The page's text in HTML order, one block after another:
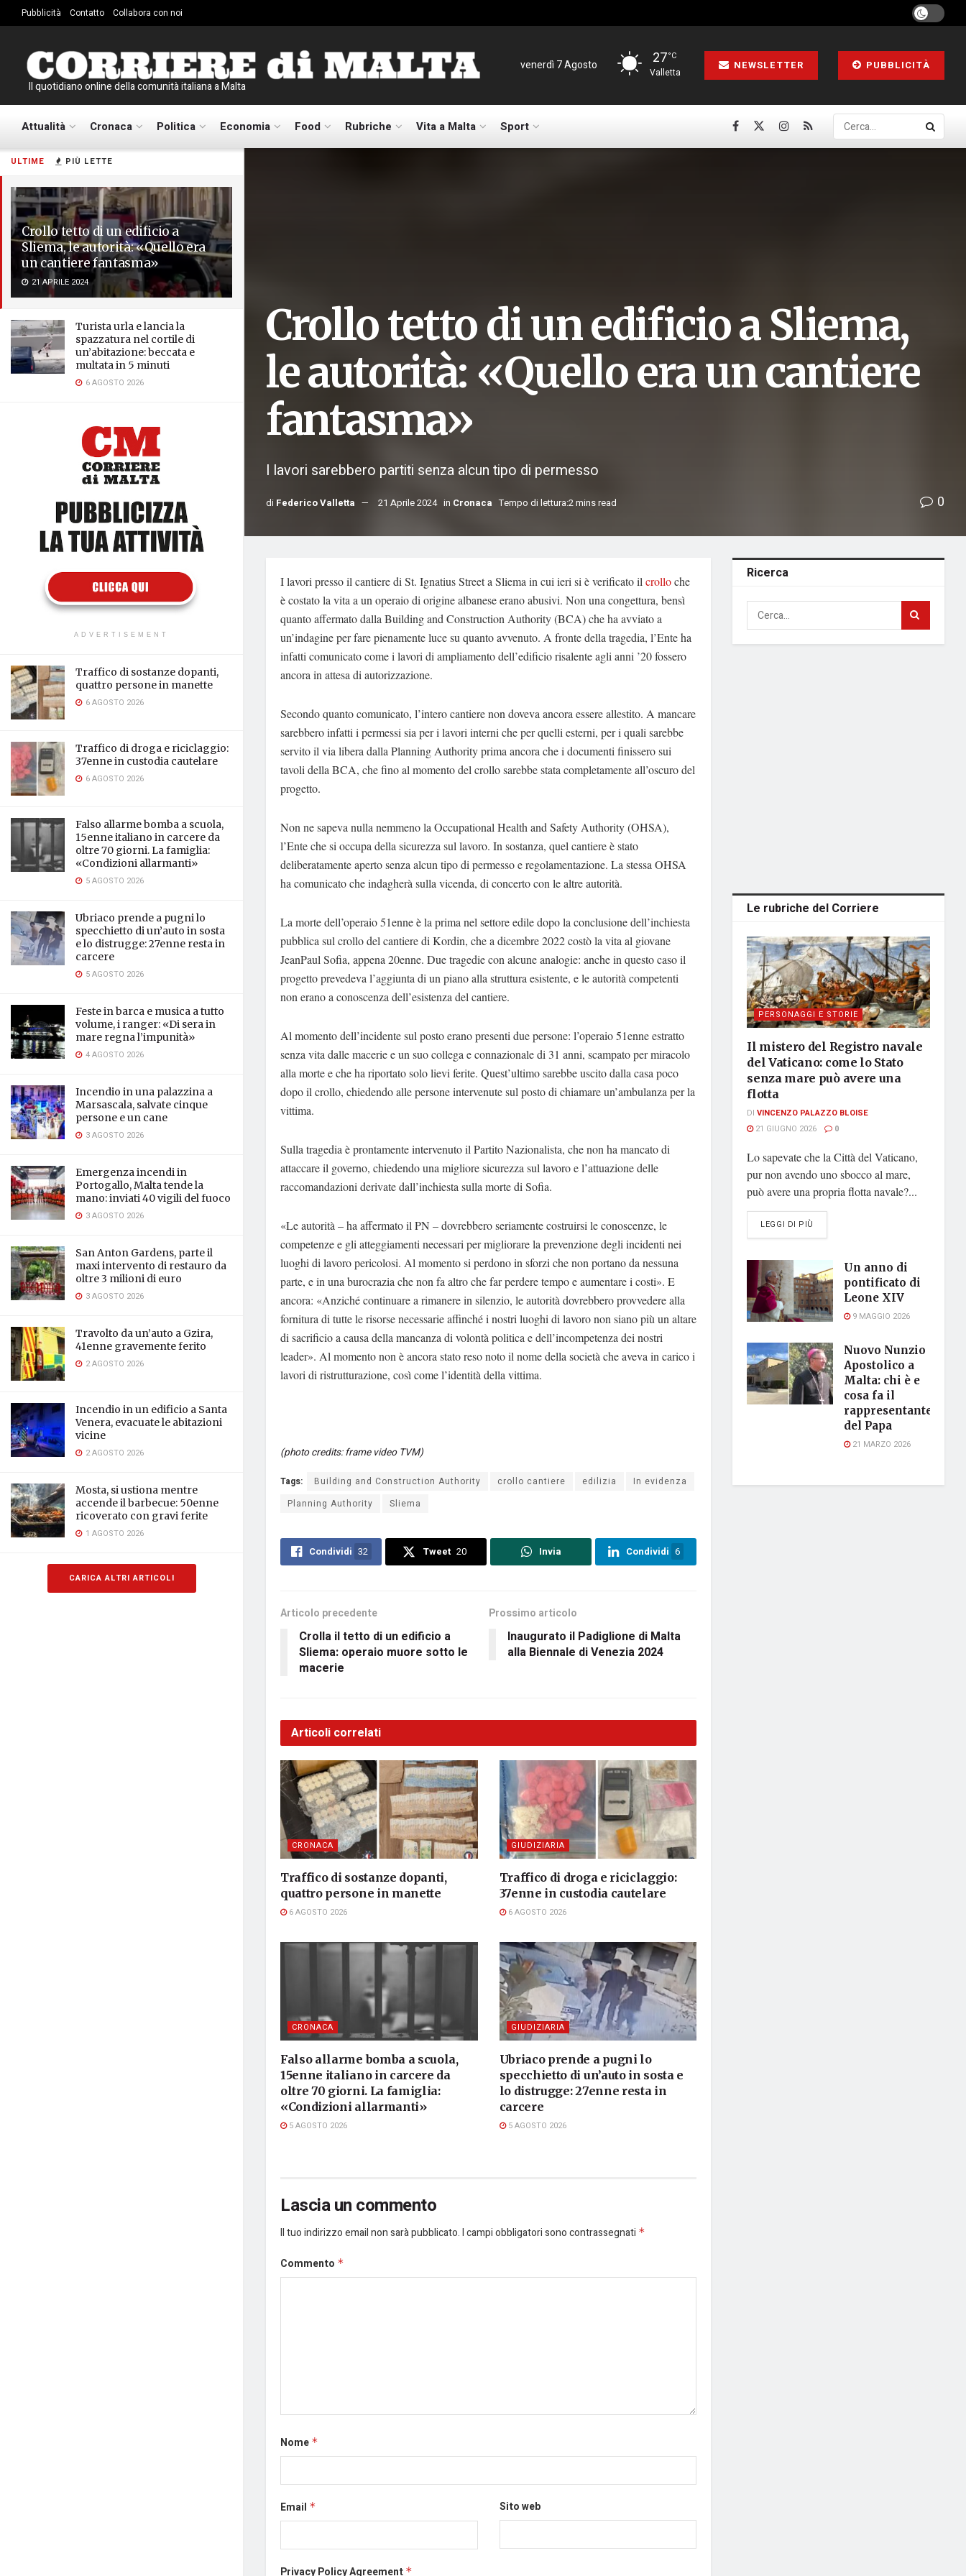
ULTIME PIÙ LETTE
Crollo tetto di un edificio a
Sliema, le autorità: «Quello era
un cantiere fantasma»
21 APRILE 2024
Turista urla e lancia la
spazzatura nel cortile di
un’abitazione: beccata e
multata in 5 minuti
6 AGOSTO 2026
ADVERTISEMENT
Traffico di sostanze dopanti,
quattro persone in manette
6 AGOSTO 2026
Traffico di droga e riciclaggio:
37enne in custodia cautelare
6 AGOSTO 2026
Falso allarme bomba a scuola,
15enne italiano in carcere da
oltre 70 giorni. La famiglia:
«Condizioni allarmanti»
5 AGOSTO 2026
Ubriaco prende a pugni lo
specchietto di un’auto in sosta
e lo distrugge: 27enne resta in
carcere
5 AGOSTO 2026
Feste in barca e musica a tutto
volume, i ranger: «Di sera in
mare regna l’impunità»
4 AGOSTO 2026
Incendio in una palazzina a
Marsascala, salvate cinque
persone e un cane
3 AGOSTO 2026
Emergenza incendi in
Portogallo, Malta tende la
mano: inviati 40 vigili del fuoco
3 AGOSTO 2026
San Anton Gardens, parte il
maxi intervento di restauro da
oltre 3 milioni di euro
3 AGOSTO 2026
Travolto da un’auto a Gzira,
41enne gravemente ferito
2 AGOSTO 2026
Incendio in un edificio a Santa
Venera, evacuate le abitazioni
vicine
2 AGOSTO 2026
Mosta, si ustiona mentre
accende il barbecue: 50enne
ricoverato con gravi ferite
1 AGOSTO 2026
CARICA ALTRI ARTICOLI
Pubblicità Contatto Collabora con noi
Il quotidiano online della comunità italiana a Malta
venerdì 7 Agosto 27°C
Valletta
NEWSLETTER PUBBLICITÀ
Attualità Cronaca Politica Economia Food Rubriche Vita a Malta Sport
Crollo tetto di un edificio a Sliema,
le autorità: «Quello era un cantiere
fantasma»
I lavori sarebbero partiti senza alcun tipo di permesso
di Federico Valletta 21 Aprile 2024 in Cronaca Tempo di lettura:2 mins read 0
I lavori presso il cantiere di St. Ignatius Street a Sliema in cui ieri si è verificato il crolloche
è costato la vita a un operaio di origine albanese erano abusivi. Non una congettura, bensì
quanto affermato dalla Building and Construction Authority (BCA) che ha avviato a
un’indagine per fare pienamente luce su quanto avvenuto. A fronte della tragedia, l’Ente ha
infatti comunicato come i lavori di ampliamento dell’edificio risalente agli anni ’20 fossero
ancora in attesa di autorizzazione.
Secondo quanto comunicato, l’intero cantiere non doveva ancora essere allestito. A mancare
sarebbero infatti i permessi sia per i lavori interni che per quelli esterni, per i quali sarebbe
servito il via libera dalla Planning Authority prima ancora che i documenti finissero sui
tavoli della BCA, che fino al momento del crollo sarebbe stata completamente all’oscuro del
progetto.
Non ne sapeva nulla nemmeno la Occupational Health and Safety Authority (OHSA),
l’Ente che si occupa della sicurezza sul lavoro. In sostanza, quel cantiere è stato
deliberatamente aperto senza alcun tipo di permesso e regolamentazione. La stessa OHSA
ha comunicato che indagherà sulla vicenda, di concerto con le altre autorità.
La morte dell’operaio 51enne è la prima nel settore edile dopo la conclusione dell’inchiesta
pubblica sul crollo del cantiere di Kordin, che a dicembre 2022 costò la vita al giovane
JeanPaul Sofia, appena 20enne. Due tragedie con alcune analogie: anche in questo caso il
progetto prevedeva l’aggiunta di un piano alla struttura esistente, e le autorità competenti
non erano a conoscenza dell’esistenza del cantiere.
Al momento dell’incidente sul posto erano presenti due persone: l’operaio 51enne estratto
senza vita dalle macerie e un suo collega e connazionale di 31 anni, scampato per miracolo
alla morte e che ha riportato solo lievi ferite. Quest’ultimo sarebbe uscito dalla casa poco
dopo il crollo, chiedendo alle persone intervenute sul posto di chiamare un’ambulanza per la
vittima.
Sulla tragedia è prontamente intervenuto il Partito Nazionalista, che non ha mancato di
attaccare il governo, chiedendo una migliore sicurezza sul lavoro e l’attuazione delle
raccomandazioni derivate dall’inchiesta sulla morte di Sofia.
«Le autorità – ha affermato il PN – dovrebbero seriamente costruirsi le conoscenze, le
competenze e gli atteggiamenti necessari per migliorare la prevenzione degli incidenti nei
luoghi di lavoro pericolosi. Al momento si perdono in sforzi che non portano da nessuna
parte, e in una burocrazia che non fa altro che far perdere tempo e aumentare i costi». E
ancora: «Anziché continuare a rimanere in silenzio, le autorità dovrebbero provvedere alla
fornitura di tutte le risorse necessarie affinché i nostri luoghi di lavoro non siano più un altare
di sacrificio a causa della mancanza di volontà politica e dell’incompetenza dei nostri
leader». Al momento non è ancora stato reso noto il nome della società che aveva in carico i
lavori di ristrutturazione, così come l’identità della vittima.
(photo credits: frame video TVM)
Tags: Building and Construction Authority crollo cantiere edilizia
In evidenza
Planning Authority
Sliema
Condividi 32 Tweet 20 Invia Condividi 6
Articolo precedente
Crolla il tetto di un edificio a
Sliema: operaio muore sotto le
macerie
Prossimo articolo
Inaugurato il Padiglione di Malta
alla Biennale di Venezia 2024
Articoli correlati
CRONACA
Traffico di sostanze dopanti,
quattro persone in manette
6 AGOSTO 2026
GIUDIZIARIA
Traffico di droga e riciclaggio:
37enne in custodia cautelare
6 AGOSTO 2026
CRONACA
Falso allarme bomba a scuola,
15enne italiano in carcere da
oltre 70 giorni. La famiglia:
«Condizioni allarmanti»
5 AGOSTO 2026
GIUDIZIARIA
Ubriaco prende a pugni lo
specchietto di un’auto in sosta e
lo distrugge: 27enne resta in
carcere
5 AGOSTO 2026
Lascia un commento
Il tuo indirizzo email non sarà pubblicato.I campi obbligatori sono contrassegnati *
Commento *
Nome *
Email * Sito web
Privacy Policy Agreement *
Ricerca
Le rubriche del Corriere
PERSONAGGI E STORIE
Il mistero del Registro navale
del Vaticano: come lo Stato
senza mare può avere una
flotta
DI VINCENZO PALAZZO BLOISE
21 GIUGNO 2026
0
Lo sapevate che la Città del Vaticano,
pur non avendo uno sbocco al mare,
può avere una propria flotta navale?...
LEGGI DI PIÙ
Un anno di
pontificato di
Leone XIV
9 MAGGIO 2026
Nuovo Nunzio
Apostolico a
Malta: chi è e
cosa fa il
rappresentante
del Papa
21 MARZO 2026